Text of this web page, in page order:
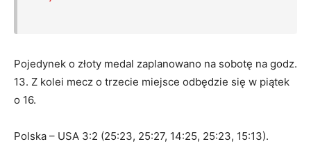
Pojedynek o złoty medal zaplanowano na sobotę na godz.
13. Z kolei mecz o trzecie miejsce odbędzie się w piątek
o 16.
Polska – USA 3:2 (25:23, 25:27, 14:25, 25:23, 15:13).